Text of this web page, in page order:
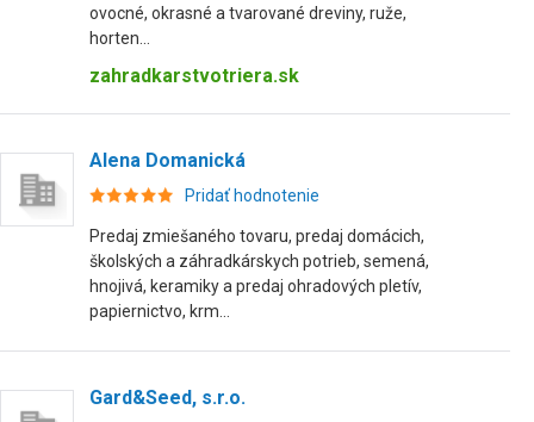
ovocné, okrasné a tvarované dreviny, ruže,
horten...
zahradkarstvotriera.sk
Alena Domanická
Pridať hodnotenie
Predaj zmiešaného tovaru, predaj domácich,
školských a záhradkárskych potrieb, semená,
hnojivá, keramiky a predaj ohradových pletív,
papiernictvo, krm...
Gard&Seed, s.r.o.